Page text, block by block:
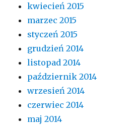
kwiecień 2015
marzec 2015
styczeń 2015
grudzień 2014
listopad 2014
październik 2014
wrzesień 2014
czerwiec 2014
maj 2014